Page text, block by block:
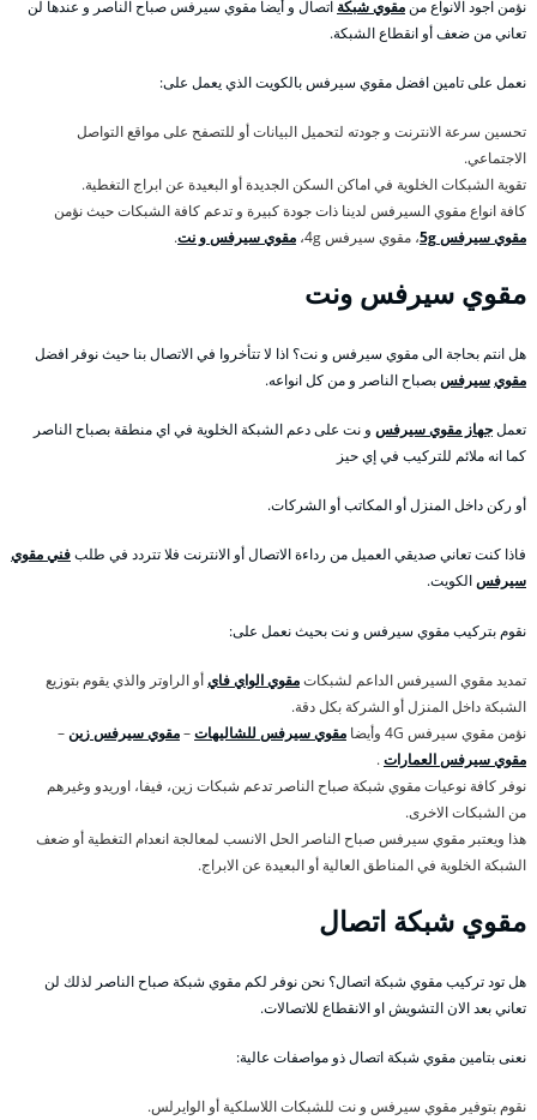
نؤمن اجود الانواع منمقوي شبكة اتصال و أيضا مقوي سيرفس صباح الناصر و عندها لن
تعاني من ضعف أو انقطاع الشبكة.
نعمل على تامين افضل مقوي سيرفس بالكويت الذي يعمل على:
تحسين سرعة الانترنت و جودته لتحميل البيانات أو للتصفح على مواقع التواصل
الاجتماعي.
تقوية الشبكات الخلوية في اماكن السكن الجديدة أو البعيدة عن ابراج التغطية.
كافة انواع مقوي السيرفس لدينا ذات جودة كبيرة و تدعم كافة الشبكات حيث نؤمن
مقوي سيرفس 5g
، مقوي سيرفس 4g، مقوي سيرفس و نت.
مقوي سيرفس ونت
هل انتم بحاجة الى مقوي سيرفس و نت؟ اذا لا تتأخروا في الاتصال بنا حيث نوفر افضل
مقويسيرفسبصباح الناصر و من كل انواعه.
تعملجهاز مقوي سيرفس و نت على دعم الشبكة الخلوية في اي منطقة بصباح الناصر
كما انه ملائم للتركيب في إي حيز
أو ركن داخل المنزل أو المكاتب أو الشركات.
فاذا كنت تعاني صديقي العميل من رداءة الاتصال أو الانترنت فلا تتردد في طلبفني مقوي
سيرفسالكويت.
نقوم بتركيب مقوي سيرفس و نت بحيث نعمل على:
تمديد مقوي السيرفس الداعم لشبكاتمقوي الواي فايأو الراوتر والذي يقوم بتوزيع
الشبكة داخل المنزل أو الشركة بكل دقة.
نؤمن مقوي سيرفس 4G وأيضا
مقوي سيرفس للشاليهات–مقوي سيرفس زين–
مقوي سيرفس العمارات.
نوفر كافة نوعيات مقوي شبكة صباح الناصر تدعم شبكات زين، فيفا، اوريدو وغيرهم
من الشبكات الاخرى.
هذا ويعتبر مقوي سيرفس صباح الناصر الحل الانسب لمعالجة انعدام التغطية أو ضعف
الشبكة الخلوية في المناطق العالية أو البعيدة عن الابراج.
مقوي شبكة اتصال
هل تود تركيب مقوي شبكة اتصال؟ نحن نوفر لكم مقوي شبكة صباح الناصر لذلك لن
تعاني بعد الان التشويش او الانقطاع للاتصالات.
نعنى بتامين مقوي شبكة اتصال ذو مواصفات عالية:
نقوم بتوفير مقوي سيرفس و نت للشبكات اللاسلكية أو الوايرلس.